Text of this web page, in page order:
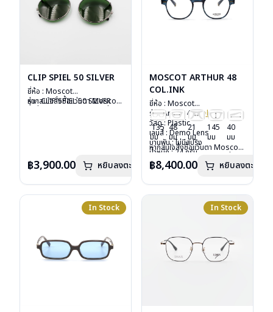
CLIP SPIEL 50 SILVER
ยี่ห้อ : Moscot
รุ่น : CLIP SPIEL 50 SILVER
การรับประกัน : 1 ปี
หากสนใจสั่งชื้อแว่นตา Moscot
฿3,900.00 หยิบลงตะกร้า
MOSCOT ARTHUR 48
COL.INK
ยี่ห้อ : Moscot
รุ่น : Arthur 48Col.ink
วัสดุ : Plastic
เลนส์ : Demo Lens
บานพับ : ไม่มีสปริง
น้ำหนัก : 24 กรัม
อุปกรณ์ : กล่องแว่น, กล่อง
กระดาษ, ผ้าเช็ดแว่น
การรับประกัน : 1 ปี
135
มม
48
มม
21
มม
145
มม
40
มม
หากสนใจสั่งชื้อแว่นตา Moscot
ลงไว้กรุณาติดต่อเราคลิก
฿8,400.00 หยิบลงตะกร้า
In Stock In Stock